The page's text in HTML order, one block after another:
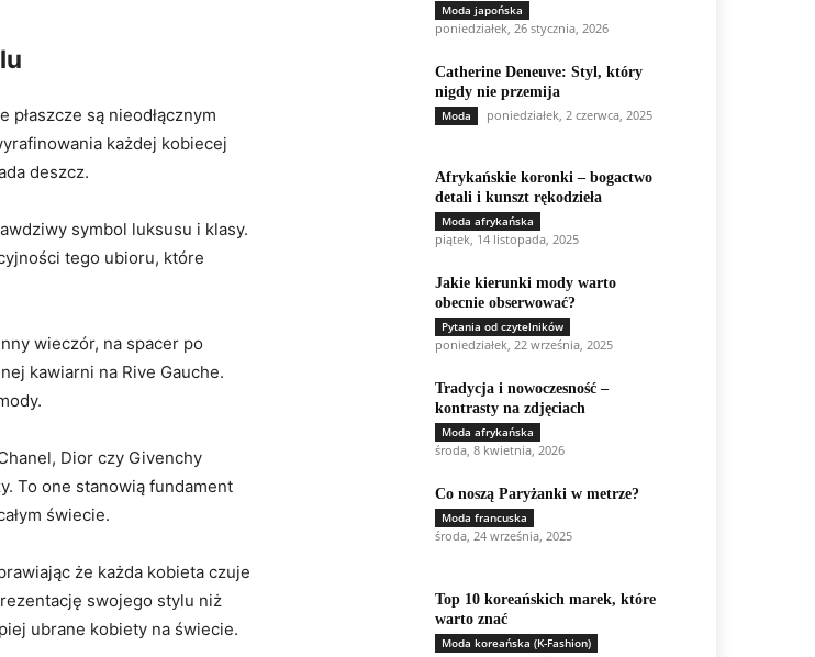
są nieodłącznym
każdej kobiecej
deszcz.
symbol luksusu i ⁢klasy.
tego ubioru, które
wieczór, na spacer po
kawiarni na Rive Gauche.
Dior⁣ czy Givenchy
To​ one stanowią fundament​
świecie.
że każda ⁤kobieta ‍czuje‍
swojego stylu niż
ubrane kobiety‌ na świecie.
Moda japońska
poniedziałek, 26 stycznia, 2026
Catherine Deneuve: Styl, który
nigdy nie przemija
Moda poniedziałek, 2 czerwca, 2025
Afrykańskie koronki – bogactwo
detali i kunszt rękodzieła
Moda afrykańska
piątek, 14 listopada, 2025
Jakie kierunki mody warto
obecnie obserwować?
Pytania od czytelników
poniedziałek, 22 września, 2025
Tradycja i nowoczesność –
kontrasty na zdjęciach
Moda afrykańska
środa, 8 kwietnia, 2026
Co noszą Paryżanki w metrze?
Moda francuska
środa, 24 września, 2025
Top 10 koreańskich marek, które
warto znać
Moda koreańska (K-Fashion)